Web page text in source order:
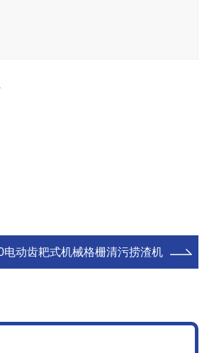
电动齿耙式机械格栅清污捞渣机